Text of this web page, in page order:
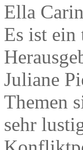
Ella
Es ist ein
Juliane
Themen
sehr